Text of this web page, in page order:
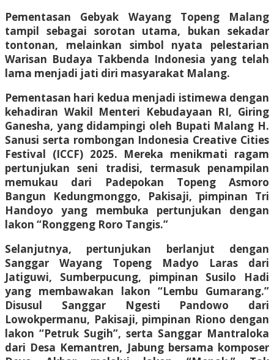
Pementasan Gebyak Wayang Topeng Malang
tampil sebagai sorotan utama, bukan sekadar
tontonan, melainkan simbol nyata pelestarian
Warisan Budaya Takbenda Indonesia yang telah
lama menjadi jati diri masyarakat Malang.
Pementasan hari kedua menjadi istimewa dengan
kehadiran Wakil Menteri Kebudayaan RI, Giring
Ganesha, yang didampingi oleh Bupati Malang H.
Sanusi serta rombongan Indonesia Creative Cities
Festival (ICCF) 2025. Mereka menikmati ragam
pertunjukan seni tradisi, termasuk penampilan
memukau dari Padepokan Topeng Asmoro
Bangun Kedungmonggo, Pakisaji, pimpinan Tri
Handoyo yang membuka pertunjukan dengan
lakon “Ronggeng Roro Tangis.”
Selanjutnya, pertunjukan berlanjut dengan
Sanggar Wayang Topeng Madyo Laras dari
Jatiguwi, Sumberpucung, pimpinan Susilo Hadi
yang membawakan lakon “Lembu Gumarang.”
Disusul Sanggar Ngesti Pandowo dari
Lowokpermanu, Pakisaji, pimpinan Riono dengan
lakon “Petruk Sugih”, serta Sanggar Mantraloka
dari Desa Kemantren, Jabung bersama komposer